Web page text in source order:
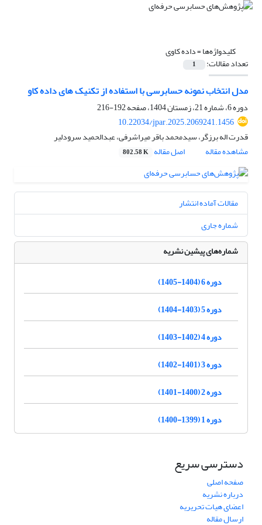
کلیدواژه‌ها =داده کاوی
تعداد مقالات: 1
مدل انتخاب نمونه حسابرسی با استفاده از تکنیک های داده کاو
دوره 6، شماره 21، زمستان 1404، صفحه
192-216
10.22034/jpar.2025.2069241.1456
قدرت اله برزگر، سیدمحمد باقر میراشرفی، عبدالحمید سرودلیر
مشاهده مقاله
اصل مقاله 802.58 K
مقالات آماده انتشار
شماره جاری
شماره‌های پیشین نشریه
دوره 6 (1404-1405)
دوره 5 (1403-1404)
دوره 4 (1402-1403)
دوره 3 (1401-1402)
دوره 2 (1400-1401)
دوره 1 (1399-1400)
دسترسی سریع
صفحه اصلی
درباره نشریه
اعضای هیات تحریریه
ارسال مقاله